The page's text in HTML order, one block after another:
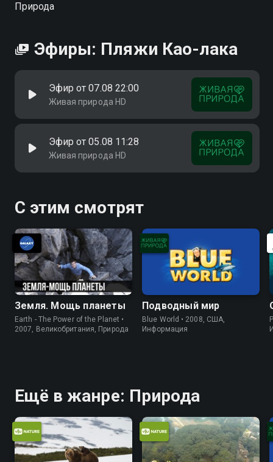
Природа
Эфиры: Пляжи Као-лака
Эфир от 07.08 22:00
Живая природа HD
Эфир от 05.08 11:28
Живая природа HD
С этим смотрят
Земля. Мощь планеты
Earth - The Power of the Planet •
2007, Великобритания, Природа
Подводный мир
Blue World • 2008, США,
Информация
Ещё в жанре: Природа